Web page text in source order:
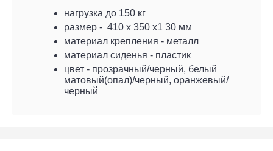
нагрузка до 150 кг
размер - 410 х 350 х1 30 мм
материал крепления - металл
материал сиденья - пластик
цвет - прозрачный/черный, белый
матовый(опал)/черный, оранжевый/
черный